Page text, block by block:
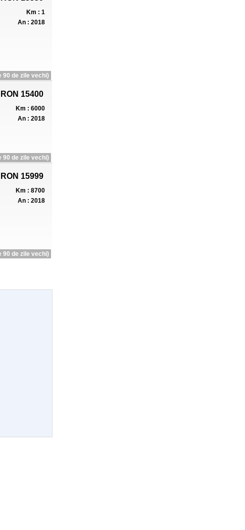
Km : 1
An : 2018
de zile vechi)
RON 15400
Km : 6000
An : 2018
de zile vechi)
RON 15999
Km : 8700
An : 2018
de zile vechi)